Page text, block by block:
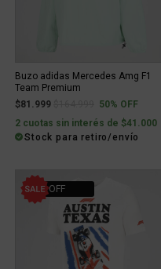
Buzo adidas Mercedes Amg F1
Team Premium
$81.999
Price reduced from
to50% OFF
2 cuotas sin interés de $41.000
Stock para retiro/envío
21% OFF